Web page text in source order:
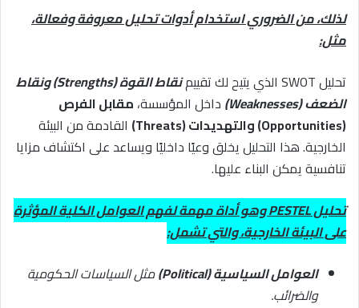
لذلك، من الضروري استخدام أدوات تحليل معروفة وفعالة،
مثل:
تحليل SWOT الذي يتيح لك تقييم
نقاط القوة (Strengths) ونقاط
الضعف (Weaknesses)
داخل المؤسسة، مقابل الفرص
(Opportunities) والتهديدات (Threats)
القادمة من البيئة
الخارجية. هذا التحليل يخلق وعيًا داخليًا ويساعد على اكتشاف مزايا
تنافسية يمكن البناء عليها.
تحليل PESTEL وهو أداة مهمة لفهم العوامل الكلية المؤثرة
على البيئة الخارجية، والتي تشمل:
العوامل السياسية (Political)
مثل السياسات الحكومية
والضرائب.